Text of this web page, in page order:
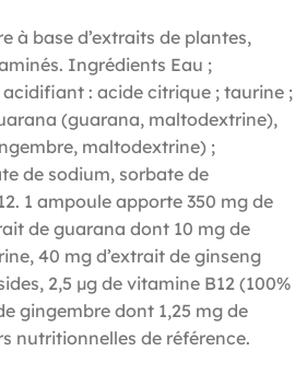
à base d’extraits de plantes,
Ingrédients Eau ;
: acide citrique ; taurine ;
(guarana, maltodextrine),
maltodextrine) ;
de sodium, sorbate de
1 ampoule apporte 350 mg de
de guarana dont 10 mg de
40 mg d’extrait de ginseng
2,5 µg de vitamine B12 (100%
gingembre dont 1,25 mg de
nutritionnelles de référence.